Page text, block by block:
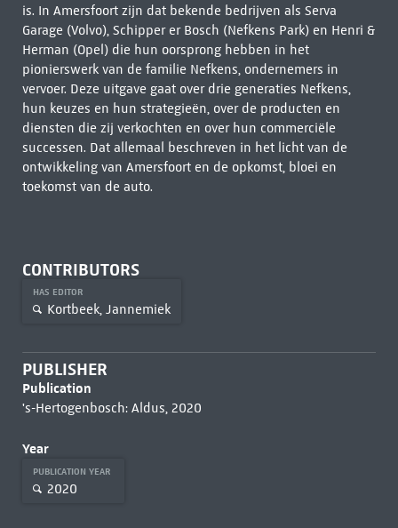
is. In Amersfoort zijn dat bekende bedrijven als Serva
Garage (Volvo), Schipper er Bosch (Nefkens Park) en Henri &
Herman (Opel) die hun oorsprong hebben in het
pionierswerk van de familie Nefkens, ondernemers in
vervoer. Deze uitgave gaat over drie generaties ­Nefkens,
hun keuzes en hun strategieën, over de producten en
diensten die zij verkochten en over hun commerciële
successen. Dat allemaal beschreven in het licht van de
ontwikkeling van Amersfoort en de opkomst, bloei en
toekomst van de auto.
CONTRIBUTORS
HAS EDITOR
Kortbeek, Jannemiek
PUBLISHER
Publication
's-Hertogenbosch: Aldus, 2020
Year
PUBLICATION YEAR
2020